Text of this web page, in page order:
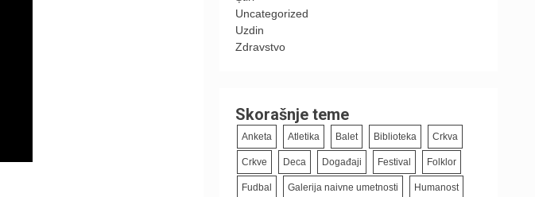
Uncategorized
Uzdin
Zdravstvo
Skorašnje teme
Anketa Atletika Balet Biblioteka Crkva
Crkve Deca Događaji Festival Folklor
Fudbal Galerija naivne umetnosti Humanost